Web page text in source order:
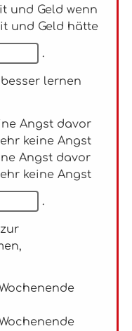
und Geld wenn
und Geld hätte
.
lernen
Angst davor
keine Angst
Angst davor
keine Angst
.